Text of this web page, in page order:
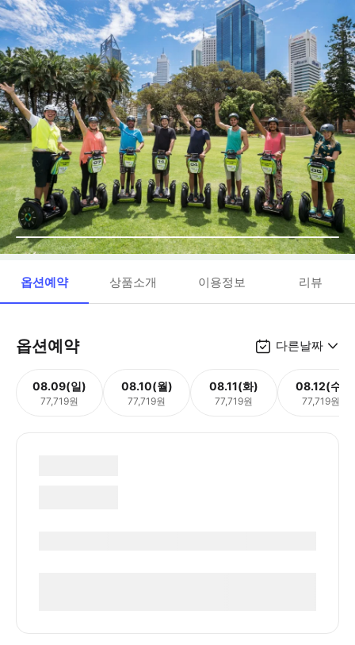
옵션예약 상품소개 이용정보 리뷰
옵션예약 다른날짜
08.09(일)
77,719원
08.10(월)
77,719원
08.11(화)
77,719원
08.12(수)
77,719원